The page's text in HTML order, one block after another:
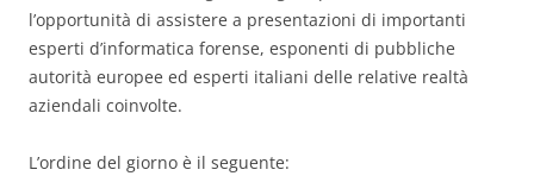
l’opportunità di assistere a presentazioni di importanti
esperti d’informatica forense, esponenti di pubbliche
autorità europee ed esperti italiani delle relative realtà
aziendali coinvolte.
L’ordine del giorno è il seguente: